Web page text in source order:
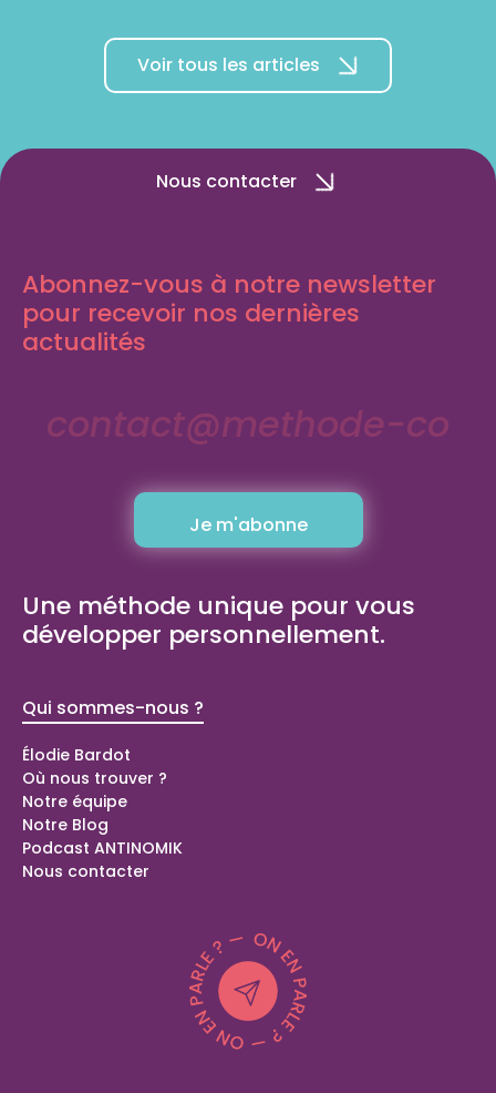
Voir tous les articles
Nous contacter
Abonnez-vous à notre newsletter
pour recevoir nos dernières
actualités
Une méthode unique pour vous
développer personnellement.
Qui sommes-nous ?
Élodie Bardot
Où nous trouver ?
Notre équipe
Notre Blog
Podcast ANTINOMIK
Nous contacter
Bilans de
Bilan de compétences Domont (95)
Bilan de compétences Langolen (29)
Bilan de compétences Peillonnex (74)
Coaching spécial parents